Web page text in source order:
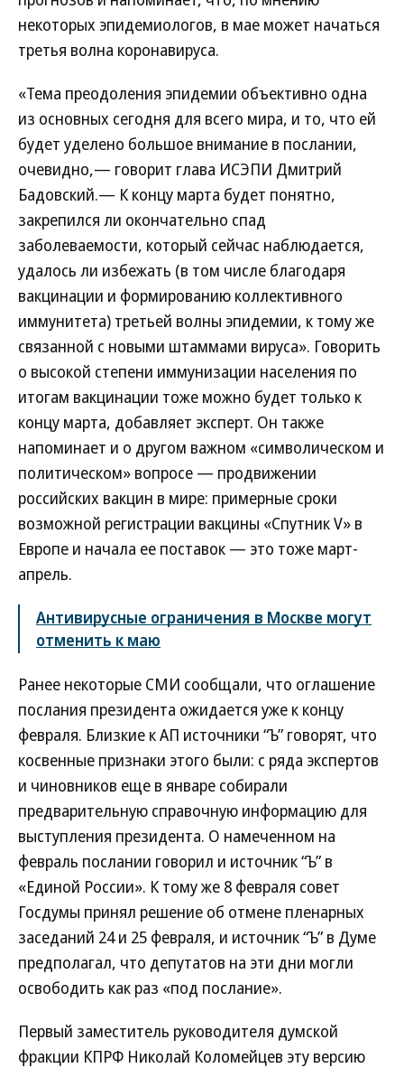
некоторых эпидемиологов, в мае может начаться
третья волна коронавируса.
«Тема преодоления эпидемии объективно одна
из основных сегодня для всего мира, и то, что ей
будет уделено большое внимание в послании,
очевидно,— говорит глава ИСЭПИ Дмитрий
Бадовский.— К концу марта будет понятно,
закрепился ли окончательно спад
заболеваемости, который сейчас наблюдается,
удалось ли избежать (в том числе благодаря
вакцинации и формированию коллективного
иммунитета) третьей волны эпидемии, к тому же
связанной с новыми штаммами вируса». Говорить
о высокой степени иммунизации населения по
итогам вакцинации тоже можно будет только к
концу марта, добавляет эксперт. Он также
напоминает и о другом важном «символическом и
политическом» вопросе — продвижении
российских вакцин в мире: примерные сроки
возможной регистрации вакцины «Спутник V» в
Европе и начала ее поставок — это тоже март-
апрель.
Антивирусные ограничения в Москве могут
отменить к маю
Ранее некоторые СМИ сообщали, что оглашение
послания президента ожидается уже к концу
февраля. Близкие к АП источники “Ъ” говорят, что
косвенные признаки этого были: с ряда экспертов
и чиновников еще в январе собирали
предварительную справочную информацию для
выступления президента. О намеченном на
февраль послании говорил и источник “Ъ” в
«Единой России». К тому же 8 февраля совет
Госдумы принял решение об отмене пленарных
заседаний 24 и 25 февраля, и источник “Ъ” в Думе
предполагал, что депутатов на эти дни могли
освободить как раз «под послание».
Первый заместитель руководителя думской
фракции КПРФ Николай Коломейцев эту версию